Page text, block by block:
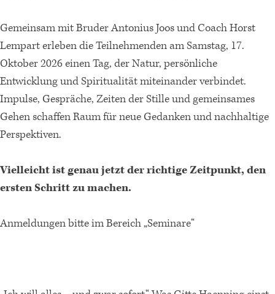
Gemeinsam mit Bruder Antonius Joos und Coach Horst
Lempart erleben die Teilnehmenden am Samstag, 17.
Oktober 2026 einen Tag, der Natur, persönliche
Entwicklung und Spiritualität miteinander verbindet.
Impulse, Gespräche, Zeiten der Stille und gemeinsames
Gehen schaffen Raum für neue Gedanken und nachhaltige
Perspektiven.
Vielleicht ist genau jetzt der richtige Zeitpunkt, den
ersten Schritt zu machen.
Anmeldungen bitte im Bereich „Seminare“